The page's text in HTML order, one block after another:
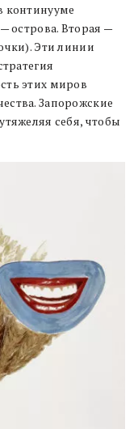
континууме
острова. Вторая —
Эти линии
этих миров
Запорожские
себя, чтобы